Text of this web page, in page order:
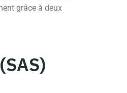
grâce à deux